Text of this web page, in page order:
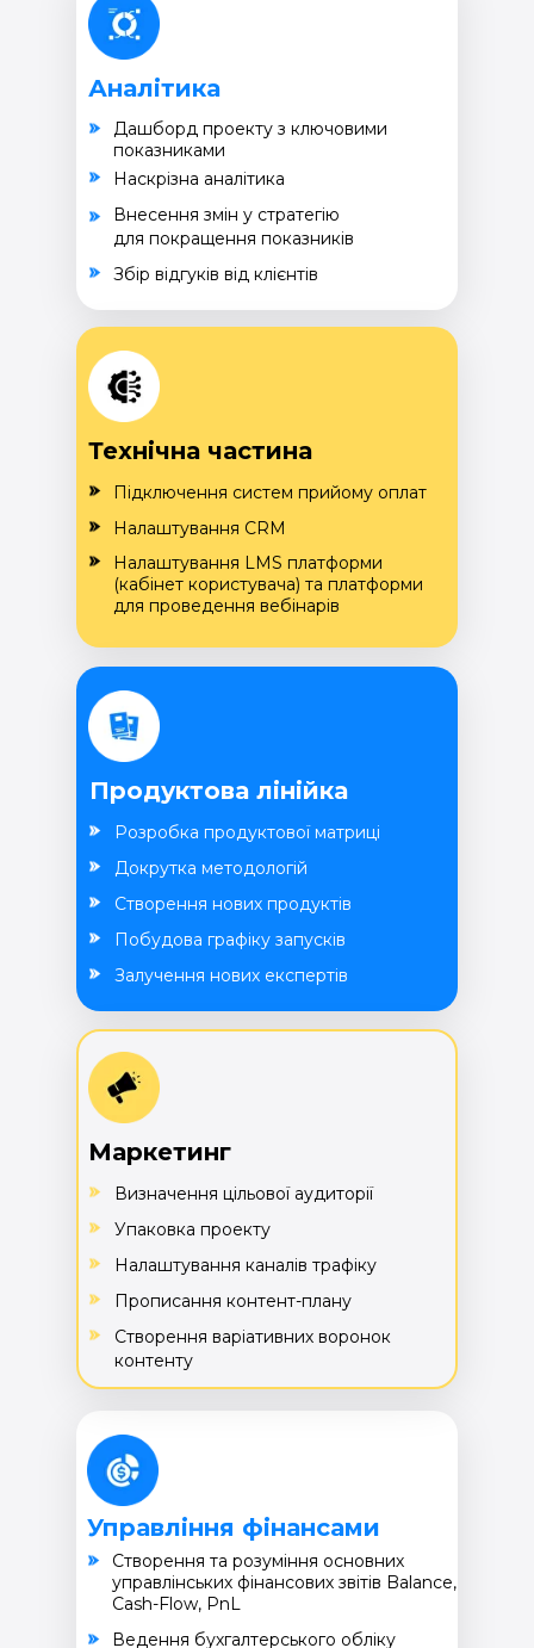
Управління фінансами
Cтворення та розуміння основних
управлінських фінансових звітів Balance,
Cash-Flow, PnL
Ведення бухгалтерського обліку
Аналітика
Дашборд проекту з ключовими
показниками
Внесення змін у стратегію
для покращення показників
Збір відгуків від клієнтів
Наскрізна аналітика
Технічна частина
Підключення систем прийому оплат
Налаштування LMS платформи
(кабінет користувача) та платформи
для проведення вебінарів
Налаштування CRM
Продуктова лінійка
Розробка продуктової матриці
Створення нових продуктів
Докрутка методологій
Побудова графіку запусків
Залучення нових експертів
Маркетинг
Визначення цільової аудиторії
Налаштування каналів трафіку
Створення варіативних воронок
контенту
Упаковка проекту
Прописання контент-плану